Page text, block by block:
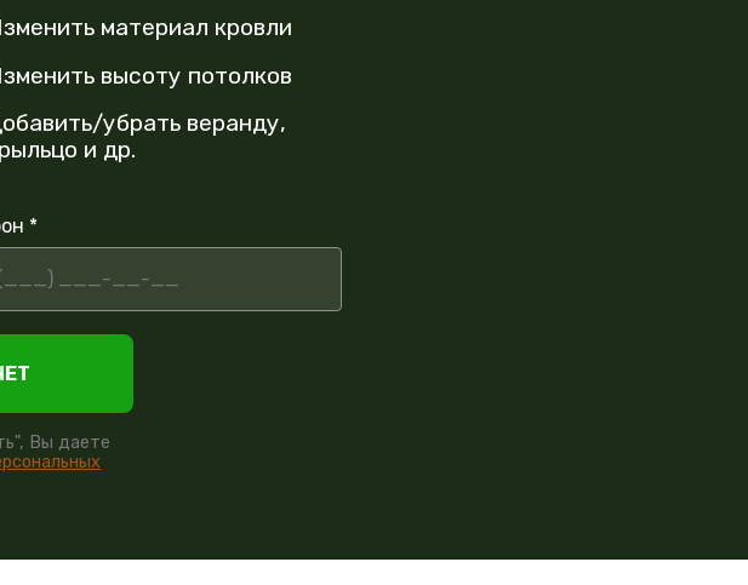
материал кровли
высоту потолков
убрать веранду,
и др.
*
Вы даете